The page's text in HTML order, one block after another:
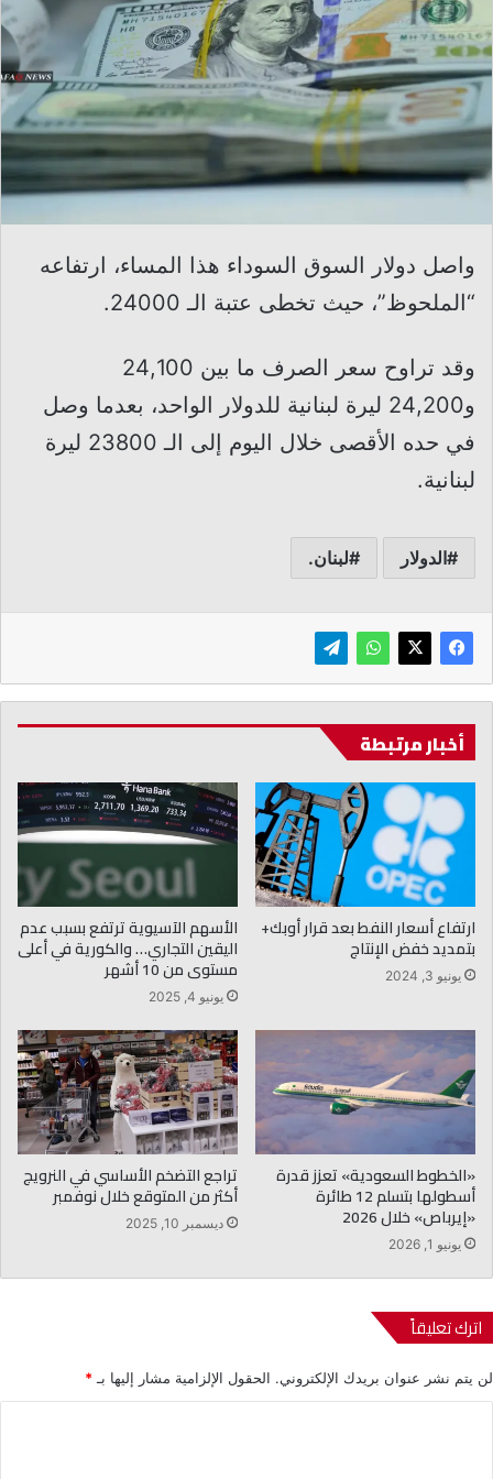
واصل دولار السوق السوداء هذا المساء، ارتفاعه
“الملحوظ”، حيث تخطى عتبة الـ 24000.
وقد تراوح سعر الصرف ما بين 24,100
و24,200 ليرة لبنانية للدولار الواحد، بعدما وصل
في حده الأقصى خلال اليوم إلى الـ 23800 ليرة
لبنانية.
الدولار لبنان.
أخبار مرتبطة
ارتفاع أسعار النفط بعد قرار أوبك+
بتمديد خفض الإنتاج
يونيو 3, 2024
الأسهم الآسيوية ترتفع بسبب عدم
اليقين التجاري… والكورية في أعلى
مستوى من 10 أشهر
يونيو 4, 2025
«الخطوط السعودية» تعزز قدرة
أسطولها بتسلم 12 طائرة
«إيرباص» خلال 2026
يونيو 1, 2026
تراجع التضخم الأساسي في النرويج
أكثر من المتوقع خلال نوفمبر
ديسمبر 10, 2025
اترك تعليقاً
لن يتم نشر عنوان بريدك الإلكتروني. الحقول الإلزامية مشار إليها بـ *